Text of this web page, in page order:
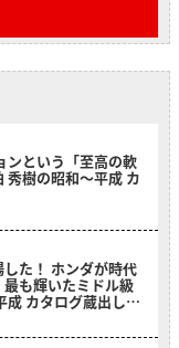
ンという「至高の軟
秀樹の昭和〜平成 カ
た！ ホンダが時代
も輝いたミドル級
成 カタログ蔵出しコ